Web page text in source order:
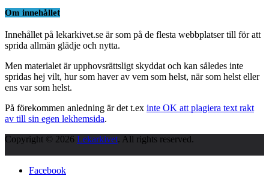
Om innehållet
Innehållet på lekarkivet.se är som på de flesta webbplatser till för att
sprida allmän glädje och nytta.
Men materialet är upphovsrättsligt skyddat och kan således inte
spridas hej vilt, hur som haver av vem som helst, när som helst eller
ens var som helst.
På förekommen anledning är det t.ex inte OK att plagiera text rakt
av till sin egen lekhemsida.
Copyright © 2026 Lekarkivet. All rights reserved.
Facebook